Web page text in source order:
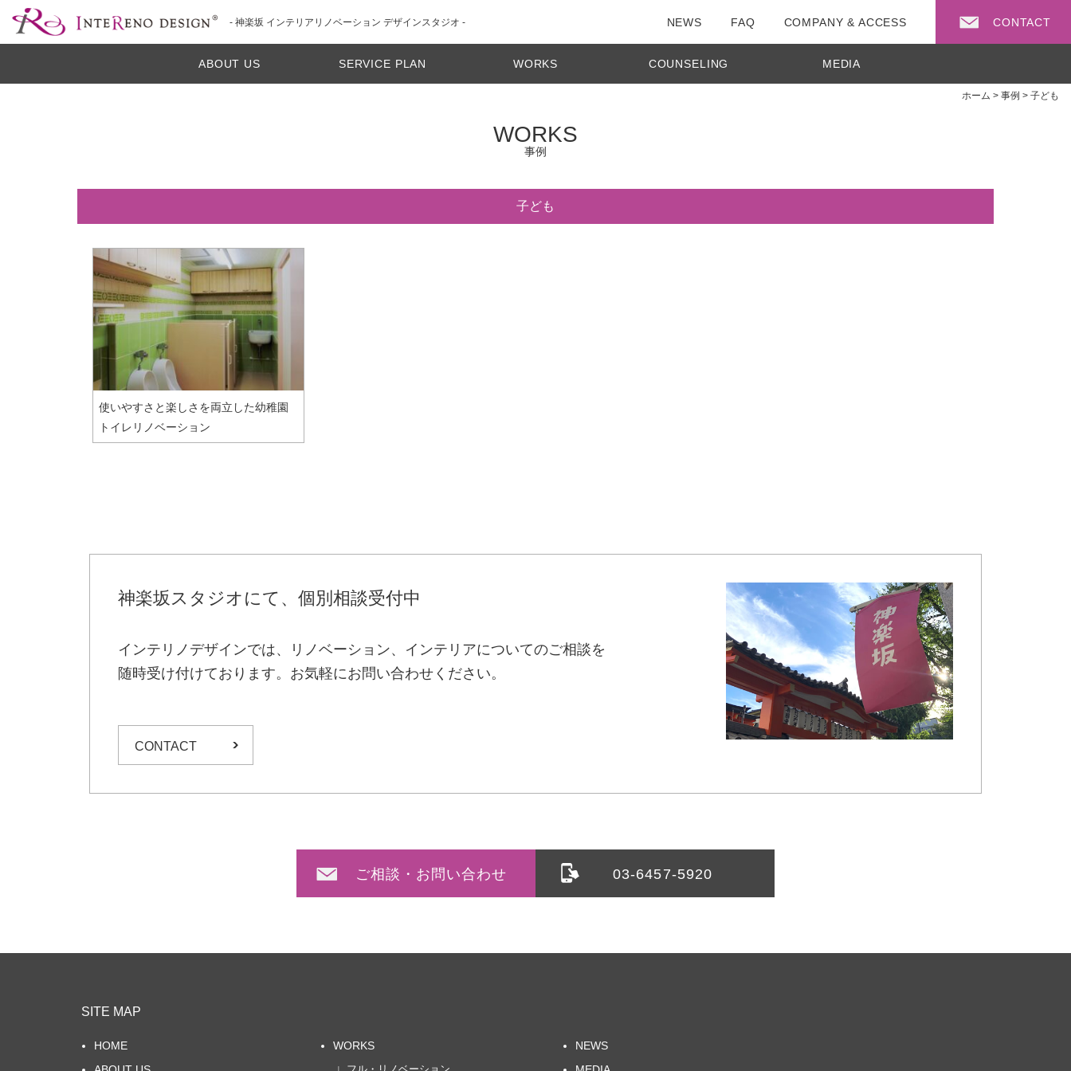
- 神楽坂 インテリアリノベーション デザインスタジオ - CONTACT
COMPANY & ACCESS
FAQ
NEWS
ABOUT US SERVICE PLAN WORKS COUNSELING MEDIA
ホーム > 事例 > 子ども
WORKS
事例
子ども
使いやすさと楽しさを両立した幼稚園
トイレリノベーション
神楽坂スタジオにて、個別相談受付中
インテリノデザインでは、リノベーション、インテリアについてのご相談を
随時受け付けております。お気軽にお問い合わせください。
CONTACT
ご相談・お問い合わせ 03-6457-5920
SITE MAP
HOME
WORKS
NEWS